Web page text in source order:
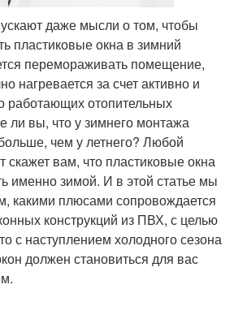
даже мысли о том, чтобы
пластиковые окна в зимний
перемораживать помещение,
нагревается за счет активно и
работающих отопительных
ли вы, что у зимнего монтажа
чем у летнего? Любой
вам, что пластиковые окна
именно зимой. И в этой статье мы
какими плюсами сопровождается
конструкций из ПВХ, с целью
с наступлением холодного сезона
должен становиться для вас